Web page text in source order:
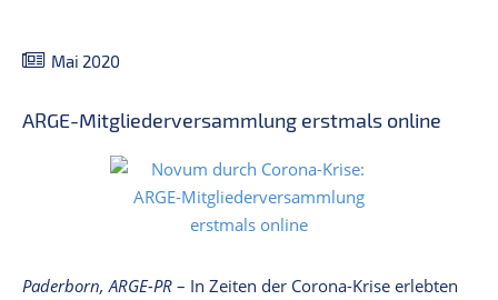
Mai 2020
ARGE-Mitgliederversammlung erstmals online
Paderborn, ARGE-PR – In Zeiten der Corona-Krise erlebten